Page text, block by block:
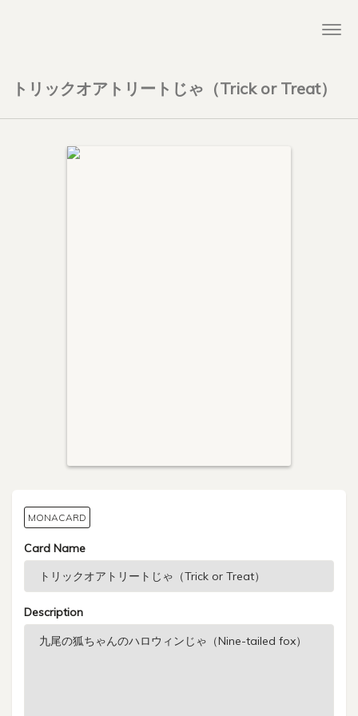
トリックオアトリートじゃ（Trick or Treat）
MONACARD
Card Name
Description